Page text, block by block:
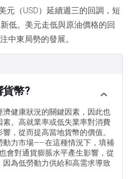
元（USD）延續週三的回調，短
低。美元走低與原油價格的回
中東局勢的發展。
貨幣?
健康狀況的關鍵因素，因此也
。高就業率或低失業率對消費
，從而提高當地貨幣的價值。
動力市場——在這種情況下，填補
會對通貨膨脹水平產生影響，從
為低勞動力供給和高需求導致